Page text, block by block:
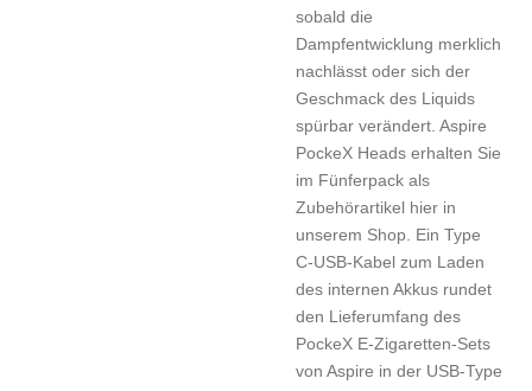
sobald die
Dampfentwicklung merklich
nachlässt oder sich der
Geschmack des Liquids
spürbar verändert. Aspire
PockeX Heads erhalten Sie
im Fünferpack als
Zubehörartikel hier in
unserem Shop. Ein Type
C-USB-Kabel zum Laden
des internen Akkus rundet
den Lieferumfang des
PockeX E-Zigaretten-Sets
von Aspire in der USB-Type